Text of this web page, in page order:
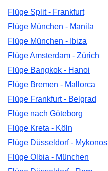
Flüge Split - Frankfurt
Flüge München - Manila
Flüge München - Ibiza
Flüge Amsterdam - Zürich
Flüge Bangkok - Hanoi
Flüge Bremen - Mallorca
Flüge Frankfurt - Belgrad
Flüge nach Göteborg
Flüge Kreta - Köln
Flüge Düsseldorf - Mykonos
Flüge Olbia - München